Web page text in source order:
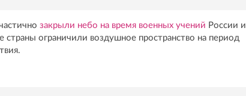
закрыли небо на время военных учений России и
ограничили воздушное пространство на период